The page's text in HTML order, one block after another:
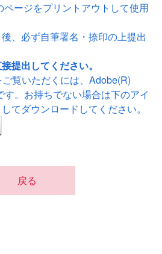
ージをプリントアウトして使用
、必ず自筆署名・捺印の上提出
提出してください。
覧いただくには、Adobe(R)
す。お持ちでない場合は下のアイ
てダウンロードしてください。
戻る